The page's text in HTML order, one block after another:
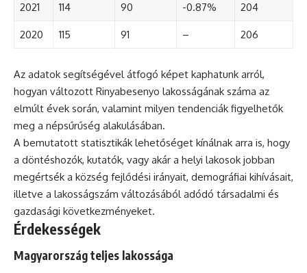
2021 114 90 -0.87% 204
2020 115 91 – 206
Az adatok segítségével átfogó képet kaphatunk arról,
hogyan változott Rinyabesenyo lakosságának száma az
elmúlt évek során, valamint milyen tendenciák figyelhetők
meg a népsűrűség alakulásában.
A bemutatott statisztikák lehetőséget kínálnak arra is, hogy
a döntéshozók, kutatók, vagy akár a helyi lakosok jobban
megértsék a község fejlődési irányait, demográfiai kihívásait,
illetve a lakosságszám változásából adódó társadalmi és
gazdasági következményeket.
Érdekességek
Magyarország teljes lakossága